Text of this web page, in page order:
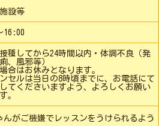
設等
16:00
接種してから24時間以内・体調不良（発
、風邪等）
合はお休みとなります。
セルは当日の8時頃までに、お電話にて
てくださいますよう、よろしくお願い
。
んがご機嫌でレッスンをうけられるよう